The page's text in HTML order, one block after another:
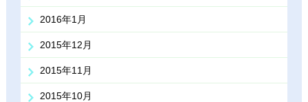
2016年1月
2015年12月
2015年11月
2015年10月